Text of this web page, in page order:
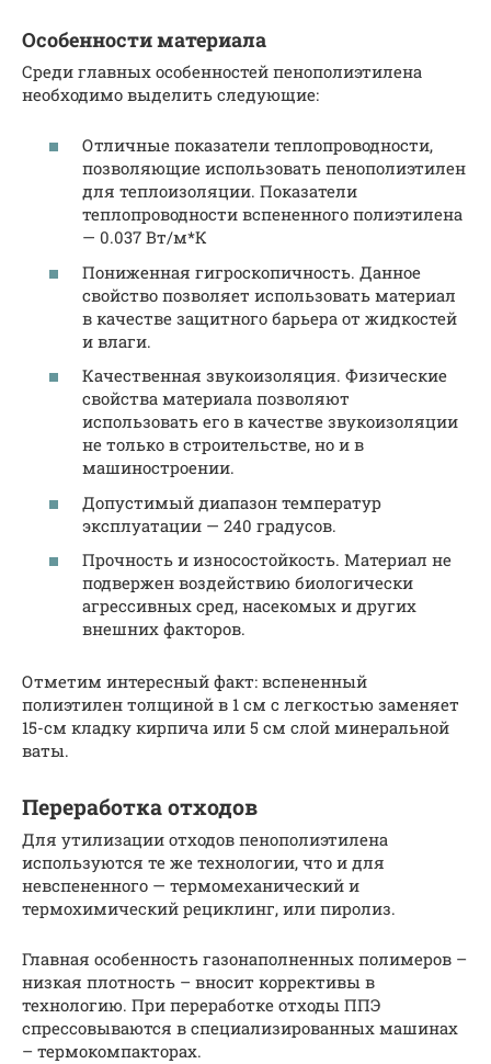
Особенности материала
Среди главных особенностей пенополиэтилена
необходимо выделить следующие:
Отличные показатели теплопроводности,
позволяющие использовать пенополиэтилен
для теплоизоляции. Показатели
теплопроводности вспененного полиэтилена
— 0.037 Вт/м*К
Пониженная гигроскопичность. Данное
свойство позволяет использовать материал
в качестве защитного барьера от жидкостей
и влаги.
Качественная звукоизоляция. Физические
свойства материала позволяют
использовать его в качестве звукоизоляции
не только в строительстве, но и в
машиностроении.
Допустимый диапазон температур
эксплуатации — 240 градусов.
Прочность и износостойкость. Материал не
подвержен воздействию биологически
агрессивных сред, насекомых и других
внешних факторов.
Отметим интересный факт: вспененный
полиэтилен толщиной в 1 см с легкостью заменяет
15-см кладку кирпича или 5 см слой минеральной
ваты.
Переработка отходов
Для утилизации отходов пенополиэтилена
используются те же технологии, что и для
невспененного — термомеханический и
термохимический рециклинг, или пиролиз.
Главная особенность газонаполненных полимеров –
низкая плотность – вносит коррективы в
технологию. При переработке отходы ППЭ
спрессовываются в специализированных машинах
– термокомпакторах.